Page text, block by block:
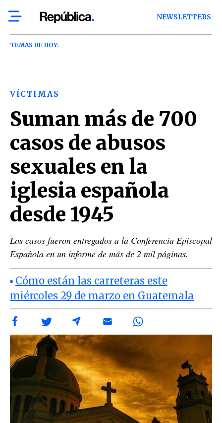
NEWSLETTERS
TEMAS DE HOY:
VÍCTIMAS
Suman más de 700
casos de abusos
sexuales en la
iglesia española
desde 1945
Los casos fueron entregados a la Conferencia Episcopal
Española en un informe de más de 2 mil páginas.
Cómo están las carreteras este
miércoles 29 de marzo en Guatemala